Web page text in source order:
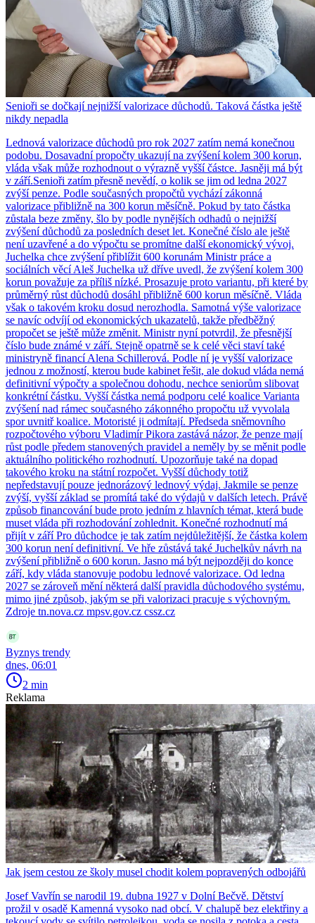
Senioři se dočkají nejnižší valorizace důchodů. Taková částka ještě
nikdy nepadla
Lednová valorizace důchodů pro rok 2027 zatím nemá konečnou
podobu. Dosavadní propočty ukazují na zvýšení kolem 300 korun,
vláda však může rozhodnout o výrazně vyšší částce. Jasněji má být
v září.Senioři zatím přesně nevědí, o kolik se jim od ledna 2027
zvýší penze. Podle současných propočtů vychází zákonná
valorizace přibližně na 300 korun měsíčně. Pokud by tato částka
zůstala beze změny, šlo by podle nynějších odhadů o nejnižší
zvýšení důchodů za posledních deset let. Konečné číslo ale ještě
není uzavřené a do výpočtu se promítne další ekonomický vývoj.
Juchelka chce zvýšení přiblížit 600 korunám Ministr práce a
sociálních věcí Aleš Juchelka už dříve uvedl, že zvýšení kolem 300
korun považuje za příliš nízké. Prosazuje proto variantu, při které by
průměrný růst důchodů dosáhl přibližně 600 korun měsíčně. Vláda
však o takovém kroku dosud nerozhodla. Samotná výše valorizace
se navíc odvíjí od ekonomických ukazatelů, takže předběžný
propočet se ještě může změnit. Ministr nyní potvrdil, že přesnější
číslo bude známé v září. Stejně opatrně se k celé věci staví také
ministryně financí Alena Schillerová. Podle ní je vyšší valorizace
jednou z možností, kterou bude kabinet řešit, ale dokud vláda nemá
definitivní výpočty a společnou dohodu, nechce seniorům slibovat
konkrétní částku. Vyšší částka nemá podporu celé koalice Varianta
zvýšení nad rámec současného zákonného propočtu už vyvolala
spor uvnitř koalice. Motoristé ji odmítají. Předseda sněmovního
rozpočtového výboru Vladimír Pikora zastává názor, že penze mají
růst podle předem stanovených pravidel a neměly by se měnit podle
aktuálního politického rozhodnutí. Upozorňuje také na dopad
takového kroku na státní rozpočet. Vyšší důchody totiž
nepředstavují pouze jednorázový lednový výdaj. Jakmile se penze
zvýší, vyšší základ se promítá také do výdajů v dalších letech. Právě
způsob financování bude proto jedním z hlavních témat, která bude
muset vláda při rozhodování zohlednit. Konečné rozhodnutí má
přijít v září Pro důchodce je tak zatím nejdůležitější, že částka kolem
300 korun není definitivní. Ve hře zůstává také Juchelkův návrh na
zvýšení přibližně o 600 korun. Jasno má být nejpozději do konce
září, kdy vláda stanovuje podobu lednové valorizace. Od ledna
2027 se zároveň mění některá další pravidla důchodového systému,
mimo jiné způsob, jakým se při valorizaci pracuje s výchovným.
Zdroje tn.nova.cz mpsv.gov.cz cssz.cz
Byznys trendy
dnes, 06:01
2 min
Reklama
Jak jsem cestou ze školy musel chodit kolem popravených odbojářů
Josef Vavřín se narodil 19. dubna 1927 v Dolní Bečvě. Dětství
prožil v osadě Kamenná vysoko nad obcí. V chalupě bez elektřiny a